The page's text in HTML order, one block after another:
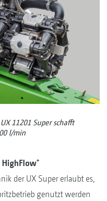
11201 Super schafft
l/min
HighFlow+
der UX Super erlaubt es,
genutzt werden